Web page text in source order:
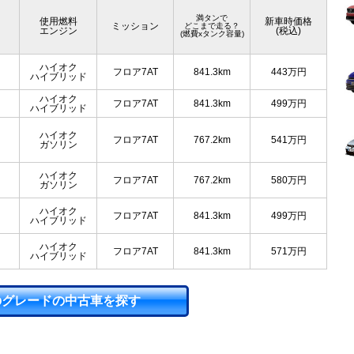
使用燃料
エンジン
ミッション
満タンで
どこまで走る？
(燃費xタンク容量)
新車時価格
(税込)
ハイオク
ハイブリッド
フロア7AT 841.3km 443万円
ハイオク
ハイブリッド
フロア7AT 841.3km 499万円
ハイオク
ガソリン
フロア7AT 767.2km 541万円
ハイオク
ガソリン
フロア7AT 767.2km 580万円
ハイオク
ハイブリッド
フロア7AT 841.3km 499万円
ハイオク
ハイブリッド
フロア7AT 841.3km 571万円
レードの中古車を探す